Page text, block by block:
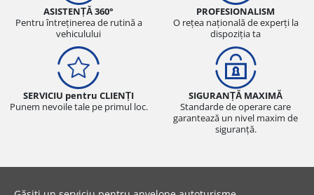
ASISTENȚĂ 360°
Pentru întreținerea de rutină a
vehiculului
PROFESIONALISM
O rețea națională de experți la
dispoziția ta
SERVICIU pentru CLIENȚI
Punem nevoile tale pe primul loc.
SIGURANȚĂ MAXIMĂ
Standarde de operare care
garantează un nivel maxim de
siguranță.